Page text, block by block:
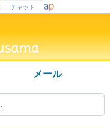
チャット
メール